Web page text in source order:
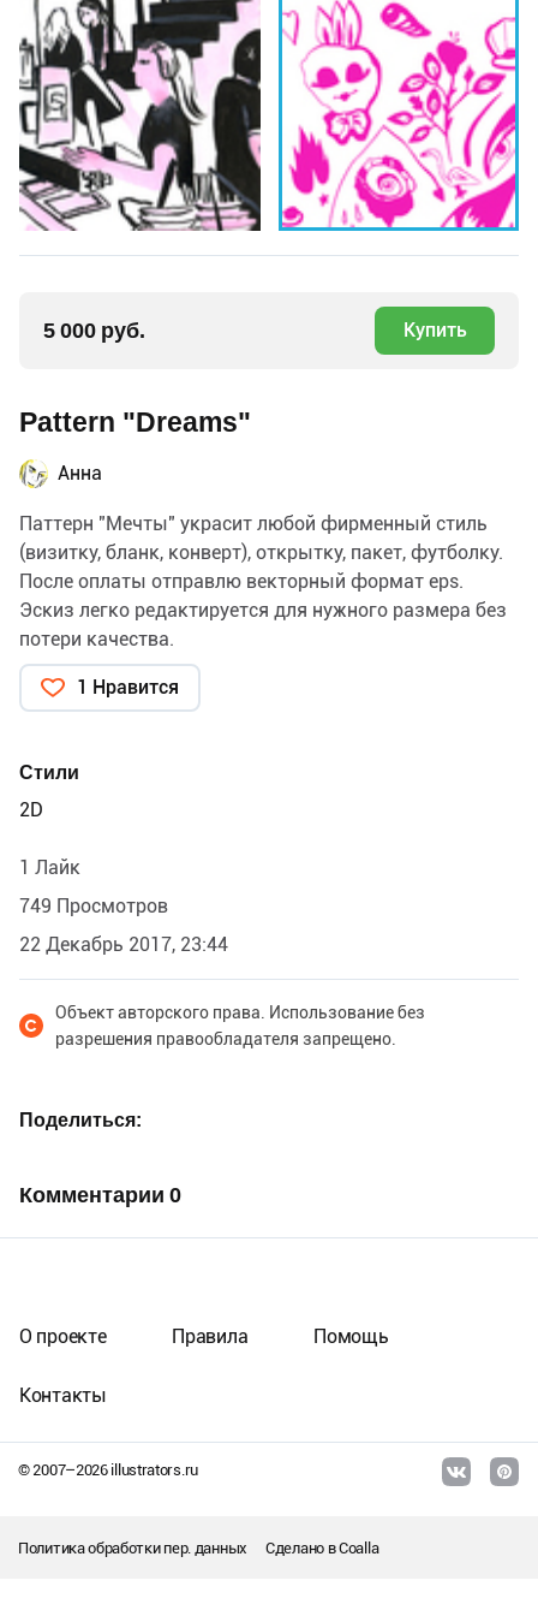
5 000 руб. Купить
Pattern "Dreams"
Анна
Паттерн "Мечты" украсит любой фирменный стиль
(визитку, бланк, конверт), открытку, пакет, футболку.
После оплаты отправлю векторный формат eps.
Эскиз легко редактируется для нужного размера без
потери качества.
1 Нравится
Стили
2D
1 Лайк
749 Просмотров
22 Декабрь 2017, 23:44
Объект авторского права. Использование без
разрешения правообладателя запрещено.
Поделиться
Комментарии 0
© 2007–2026illustrators.ru
О проекте Правила Помощь
Контакты
Политика обработки пер. данных Сделано вCoalla